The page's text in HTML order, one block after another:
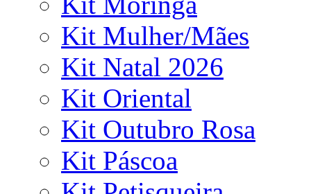
Kit Mulher/Mães
Kit Natal 2026
Kit Oriental
Kit Outubro Rosa
Kit Páscoa